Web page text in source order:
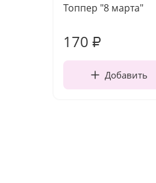
Топпер "8 марта"
170 ₽
Добавить